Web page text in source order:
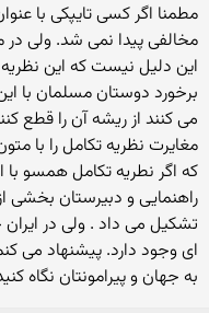
مطمنا اگر کسی تایپکی با
مخالفی پیدا نمی شد. ولی در
این دلیل نیست که این
برخورد دوستان مسلمان با
می کنند از ریشه آن را قطع
مغایرت نظریه تکامل را با
که اگر نطریه تکامل همسو
راهنمایی و دبیرستان بخشی
تشکیل می داد . ولی در
ای وجود دارد. پیشنهاد می
به جهان و پیرامونتان نگاه